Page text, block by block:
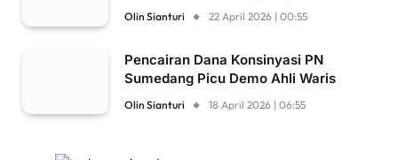
Olin Sianturi 22 April 2026 | 00:55
Pencairan Dana Konsinyasi PN
Sumedang Picu Demo Ahli Waris
Olin Sianturi 18 April 2026 | 06:55